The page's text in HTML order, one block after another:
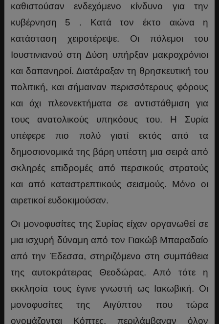
καθιστούσαν ενδεχόμενο κίνδυνο για την
κυβέρνηση 5 . Κατά τον έκτο αιώνα η
κατάσταση χειροτέρεψε. Οι πόλεμοι του
Ιουστινιανού στη Δύση υπήρξαν μακροχρόνιοι
και δαπανηροί. Διατάραξαν τη θρησκευτική του
πολιτική, και σήμαιναν περισσότερους φόρους
και όχι πλεονεκτήματα σε αντιστάθμιση για
τους ανατολικούς υπηκόους του. Η Συρία
υπέφερε πιο πολύ γιατί εκτός από τα
δημοσιονομικά της βάρη υπέστη μια σειρά από
σκληρές επιδρομές από περσικούς στρατούς
και από καταστρεπτικούς σεισμούς. Μόνο οι
αιρετικοί ευδοκιμούσαν.
Οι μονοφυσίτες της Συρίας είχαν οργανωθεί σε
μια ισχυρή δύναμη από τον Γιακώβ Μπαραδαίο
από την Έδεσσα, στηριζόμενο στη συμπάθεια
της αυτοκράτειρας Θεοδώρας. Από τότε η
εκκλησία τους έγινε γνωστή ως Ιακωβική. Οι
μονοφυσίτες της Αιγύπτου που τώρα
ονομάζονται Κόπτες, περιλάμβαναν όλον